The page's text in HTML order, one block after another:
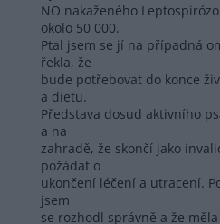
NO nakaženého
okolo 50 000.
Ptal jsem se jí na případná
řekla, že
bude potřebovat do konce
a dietu.
Představa dosud aktivního
a na
zahradě, že skončí jako
požádat o
ukončení léčení a utracení.
jsem
se rozhodl správně a že